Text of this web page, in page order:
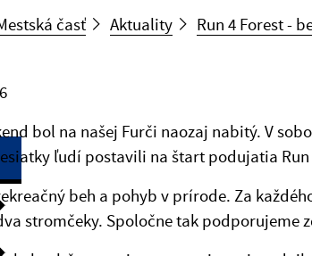
časť Aktuality Run 4 Forest -
bol na našej Furči naozaj nabitý. V
ľudí postavili na štart podujatia
beh a pohyb v prírode. Za
stromčeky. Spoločne tak podporujeme